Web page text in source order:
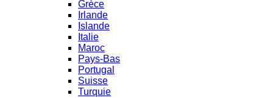
Grèce
Irlande
Islande
Italie
Maroc
Pays-Bas
Portugal
Suisse
Turquie